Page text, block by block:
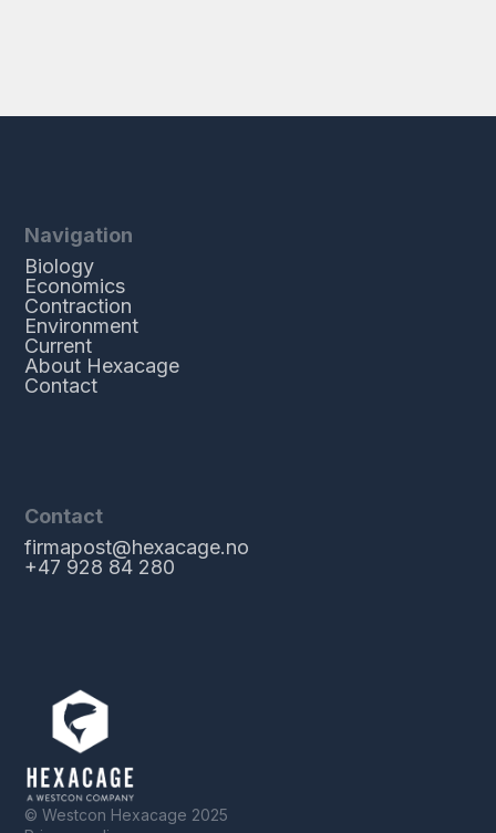
© Westcon Hexacage 2025
Navigation
Biology
Economics
Contraction
Environment
Current
About Hexacage
Contact
Contact
firmapost@hexacage.no
+47 928 84 280